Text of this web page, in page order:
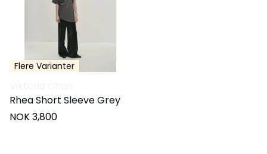
Flere Varianter
Rhea Short Sleeve Grey
NOK 3,800